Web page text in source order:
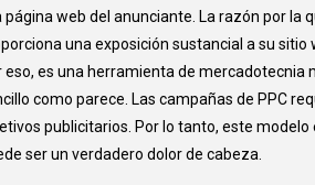
página web del anunciante. La razón por la
una exposición sustancial a su
eso, es una herramienta de mercadotecnia
como parece. Las campañas de PPC
publicitarios. Por lo tanto, este
ser un verdadero dolor de cabeza.